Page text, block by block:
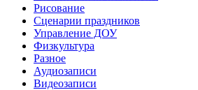
Рисование
Сценарии праздников
Управление ДОУ
Физкультура
Разное
Аудиозаписи
Видеозаписи